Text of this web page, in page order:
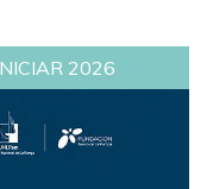
2026